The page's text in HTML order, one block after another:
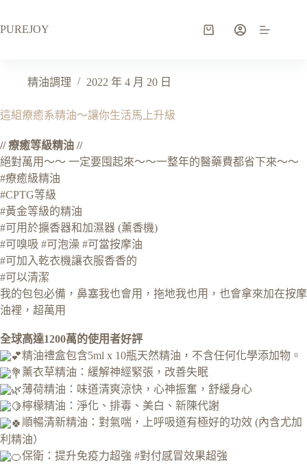
PUREJOY
精油調理 2022 年 4 月 20 日
這組療癒系精油～讓你生活馬上升級
// 療癒等級精油 //
絕對萬用～～ 一定要囤起來～～一整年的醫藥費都省下來～～
#療癒級精油
#CPTG等級
#黃金等級的精油
#可用於擴香器和加濕器 (薰香機)
#可嗅吸 #可泡澡 #可當按摩油
#可加入乾衣機讓衣服香香的
#可以清潔
我的包包必備，鼻塞我也會用，拖地我也用，也會拿來加在按摩
油裡，超萬用
全球高達1200萬的使用者好評
精油禮盒包含5ml x 10瓶天然精油，不含任何化學添加物。
薰衣草精油：緩解神經緊張，改善失眠
薄荷精油：味道清爽涼快，心神振奮，舒緩身心
檸檬精油：淨化、排毒、美白、新陳代謝
順暢清新精油：對氣喘，上呼吸道有極好的功效 (內含尤加
利精油）
保衛：提升免疫力超強 #對付感冒效果超強